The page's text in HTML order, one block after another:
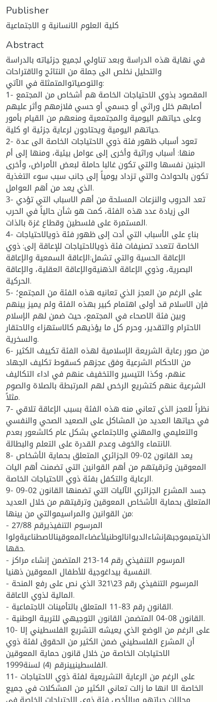
Publisher
كلية العلوم الانسانية و الاجتماعية
Abstract
في نهاية هذه الدراسة وبعد تناولي لجميع جزئياته بالدراسة
والتحليل نخلص الى جملة من النتائج والاقتراحات
والتوصياتوالمتمثلة في الآتي:
1- المقصود بذوي الاحتياجات الخاصة هم أشخاص من المجتمع
أصابهم خلل وراثي أو جسمي أو حسي فلازمهم وأثر عليهم
وعلى حياتهم اليومية والمجتمعية ومنعهم من القيام بأمور
حياتهم اليومية ويحتاجون لرعاية جزئية او كلية.
2- تعود أسباب ظهور فئة ذوي الاحتياجات الخاصة الى عدة
منها: أسباب وراثية وأخرى إلى عوامل بيئية، ومنها إلى أم
الجنين نفسها والتي تكون غالبا حاملة لبعض الأمراض، وأخرى
تكون بالحوادث والتي تزداد يومياً إلى جانب سبب سوء التغذية
الذي يعد من أهم العوامل.
3- تعد الحروب والنزعات المسلحة من أهم الاسباب التي تؤدي
الى زيادة عدد هذه الفئة، كمت هو شأن حالياً في الحرب
المستمرة على فلسطين وقطاع غزة بالذات.
4- بناءٍ على الأسباب التي أدت إلى ظهور فئة ذويالاحتياجات
الخاصة تتعدد تصنيفات فئة ذويالاحتياجات للإعاقة إلى: ذوي
الإعاقة الحسية والتي تشمل:الإعاقة السمعية والإعاقة
البصرية، وذوي الإعاقة الذهنيةوالإعاقة العقلية، والإعاقة
الحركية.
5- على الرغم من العجز الذي تعانيه هذه الفئة من المجتمع؛
فإن الاسلام قد أولى اهتمام كبير بهذه الفئة ولم يميز بينهم
وبين فئة الاصحاء في المجتمع، حيث ضمن لهم الإسلام
الاحترام والتقدير، وحرم كل ما يؤذيهم كالاستهزاء والاحتقار
والسخرية.
6- من صور رعاية الشريعة الإسلامية لهذه الفئة تكييف الكثير
من الاحكام الشرعية وفق عجزهم كسقوط تكليف الجهاد
عنهم، وكذا التيسير والتخفيف عنهم في اداء التكاليف
الشرعية عنهم كتشريع الرخص لهم المرتبطة بالصلاة والصوم
مثلاً.
7- نظراً للعجز الذي تعاني منه هذه الفئة بسبب الإعاقة تلاقي
في حياتها العديد من المشاكل على الصعيد الصحي والنفسي
والتعليمي والمهني والاجتماعي بشكل عام كالشعور بعدم
الانتماء والخوف وعدم القدرة على التعلم والبطالة.
8- يعد القانون 02-09 الجزائري المتعلق بحماية الأشخاص
المعوقين وترقيتهم من أهم القوانين التي تضمنت أهم اليات
الرعاية والتكفل بفئة ذوي الاحتياجات الخاصة.
9- جسد المشرع الجزائري الآليات التي تضمنها القانون 02-09
المتعلق بحماية الأشخاص المعوقين وترقيتهم من خلال العديد
من القوانين والمراسيموالتي من بينها:
- المرسوم التنفيذيرقم 27/88
الذيتمبموجبهإنشاءالديوانالوطنيلأعضاءالمعوقينالاصطناعيةولوا
حقها.
- المرسوم التنفيذي رقم 14-213 المتضمن إنشاء مراكز
النفسية بيداغوجية للأطفال المعوقين ذهنيا.
- المرسوم التنفيذي رقم 23\321 الذي نص على رفع المنحة
المالية لذوي الاعاقة.
- القانون رقم 83-11 المتعلق بالتأمينات الاجتماعية.
- القانون 08-04 المتضمن القانون التوجيهي للتربية الوطنية.
10- على الرغم من الوضع الذي يعيشه التشريع الفلسطيني إلا
أن المشرع الفلسطيني ضمن الكثير من الحقوق لفئة ذوي
الاحتياجات الخاصة من خلال قانون حماية المعوقين
الفلسطينيينرقم (4) لسنة1999.
11- على الرغم من الرعاية التشريعية لفئة ذوي الاحتياجات
الخاصة الا انها ما زالت تعاني الكثير من المشكلات في جميع